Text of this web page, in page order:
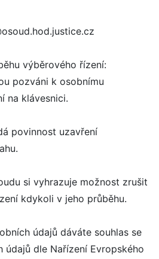
výběrového řízení:
pozváni k osobnímu
na klávesnici.
povinnost uzavření
si vyhrazuje možnost zrušit
kdykoli v jeho průběhu.
údajů dáváte souhlas se
údajů dle Nařízení Evropského